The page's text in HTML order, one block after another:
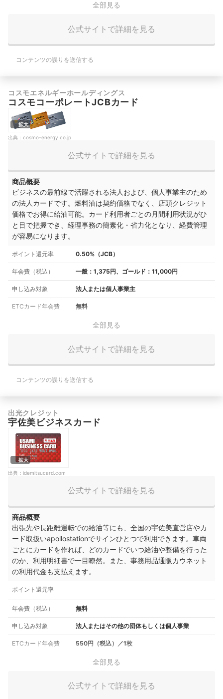
全部見る
公式サイトで詳細を見る
コンテンツの誤りを送信する
コスモエネルギーホールディングス
コスモコーポレートJCBカード
拡大
出典： cosmo-energy.co.jp
公式サイトで詳細を見る
商品概要
ビジネスの最前線で活躍される法人および、個人事業主のため
の法人カードです。燃料油は契約価格でなく、店頭クレジット
価格でお得に給油可能。カード利用者ごとの月間利用状況がひ
と目で把握でき、経理事務の簡素化・省力化となり、経費管理
が容易になります。
ポイント還元率 0.50%（JCB）
年会費（税込） 一般：1,375円、ゴールド：11,000円
申し込み対象 法人または個人事業主
ETCカード年会費 無料
全部見る
公式サイトで詳細を見る
コンテンツの誤りを送信する
出光クレジット
宇佐美ビジネスカード
拡大
出典： idemitsucard.com
公式サイトで詳細を見る
商品概要
出張先や長距離運転での給油等にも、全国の宇佐美直営店やカ
ード取扱いapollostationでサインひとつで利用できます。車両
ごとにカードを作れば、どのカードでいつ給油や整備を行った
のか、利用明細書で一目瞭然。また、事務用品通販カウネット
の利用代金も支払えます。
ポイント還元率
年会費（税込） 無料
申し込み対象 法人またはその他の団体もしくは個人事業
ETCカード年会費 550円（税込）／1枚
全部見る
公式サイトで詳細を見る